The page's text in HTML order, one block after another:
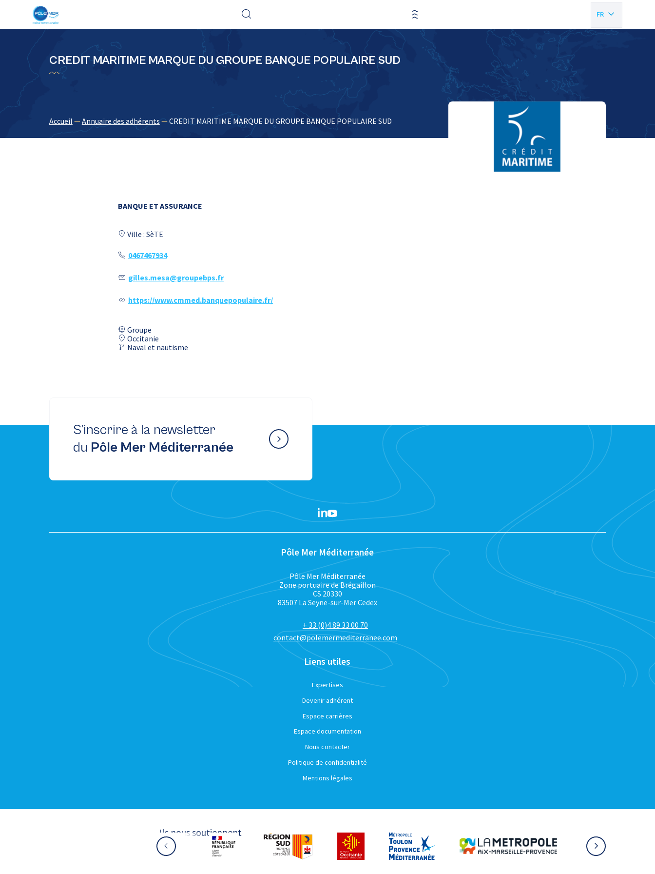
FR
CREDIT MARITIME MARQUE DU GROUPE BANQUE POPULAIRE SUD
Accueil —Annuaire des adhérents —CREDIT MARITIME MARQUE DU GROUPE BANQUE POPULAIRE SUD
BANQUE ET ASSURANCE
Ville : SèTE
0467467934
gilles.mesa@groupebps.fr
https://www.cmmed.banquepopulaire.fr/
Groupe
Occitanie
Naval et nautisme
S’inscrire à la newsletter
du Pôle Mer Méditerranée
Pôle Mer Méditerranée
Pôle Mer Méditerranée
Zone portuaire de Brégaillon
CS 20330
83507 La Seyne-sur-Mer Cedex
+ 33 (0)4 89 33 00 70
contact@polemermediterranee.com
Liens utiles
Expertises
Devenir adhérent
Espace carrières
Espace documentation
Nous contacter
Politique de confidentialité
Mentions légales
Ils nous soutiennent
Panneau de gestion des cookies